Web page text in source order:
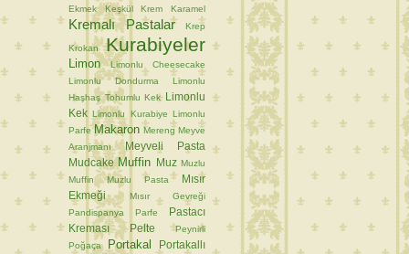
Ekmek
Keşkül Krem Karamel
Kremalı Pastalar Krep
Krokan Kurabiyeler
Limon
Limonlu Cheesecake
Limonlu Dondurma
Limonlu
Haşhaş Tohumlu Kek
Limonlu
Kek Limonlu Kurabiye Limonlu
Parfe Makaron Mereng Meyve
Aranjmanı
Meyveli Pasta
Mudcake Muffin Muz Muzlu
Muffin
Muzlu Pasta
Mısır
Ekmeği
Mısır Gevreği
Pandispanya
Parfe
Pastacı
Kreması
Pelte
Peynirli
Poğaça
Portakal
Portakallı